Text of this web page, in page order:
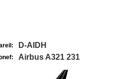
D-AIDH
Airbus A321 231